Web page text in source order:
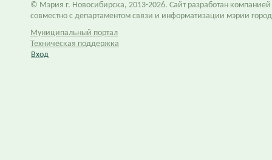
© Мэрия г. Новосибирска, 2013-2026. Сайт разработан компанией
совместно с департаментом связи и информатизации мэрии
Муниципальный портал
Техническая поддержка
Вход